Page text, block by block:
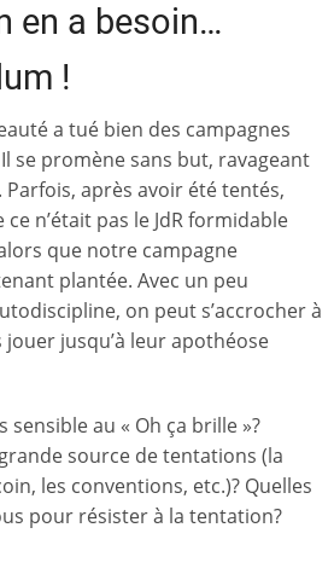
en a besoin…
!
a tué bien des campagnes
se promène sans but, ravageant
après avoir été tentés,
n’était pas le JdR formidable
que notre campagne
plantée. Avec un peu
on peut s’accrocher à
jusqu’à leur apothéose
au « Oh ça brille »?
source de tentations (la
les conventions, etc.)? Quelles
pour résister à la tentation?